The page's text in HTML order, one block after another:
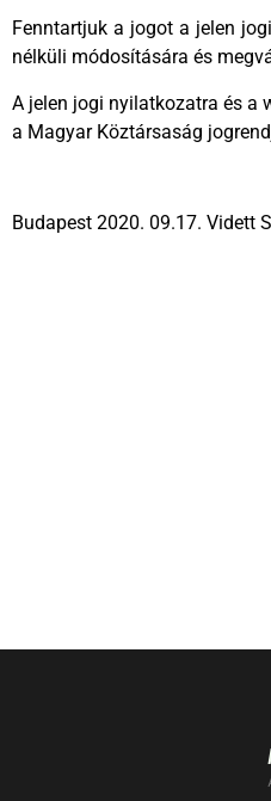
Fenntartjuk a jogot a jelen
nélküli módosítására és
A jelen jogi nyilatkozatra és a
a Magyar Köztársaság
Budapest 2020. 09.17. Vidett